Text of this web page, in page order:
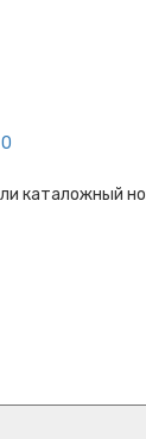
0
каталожный